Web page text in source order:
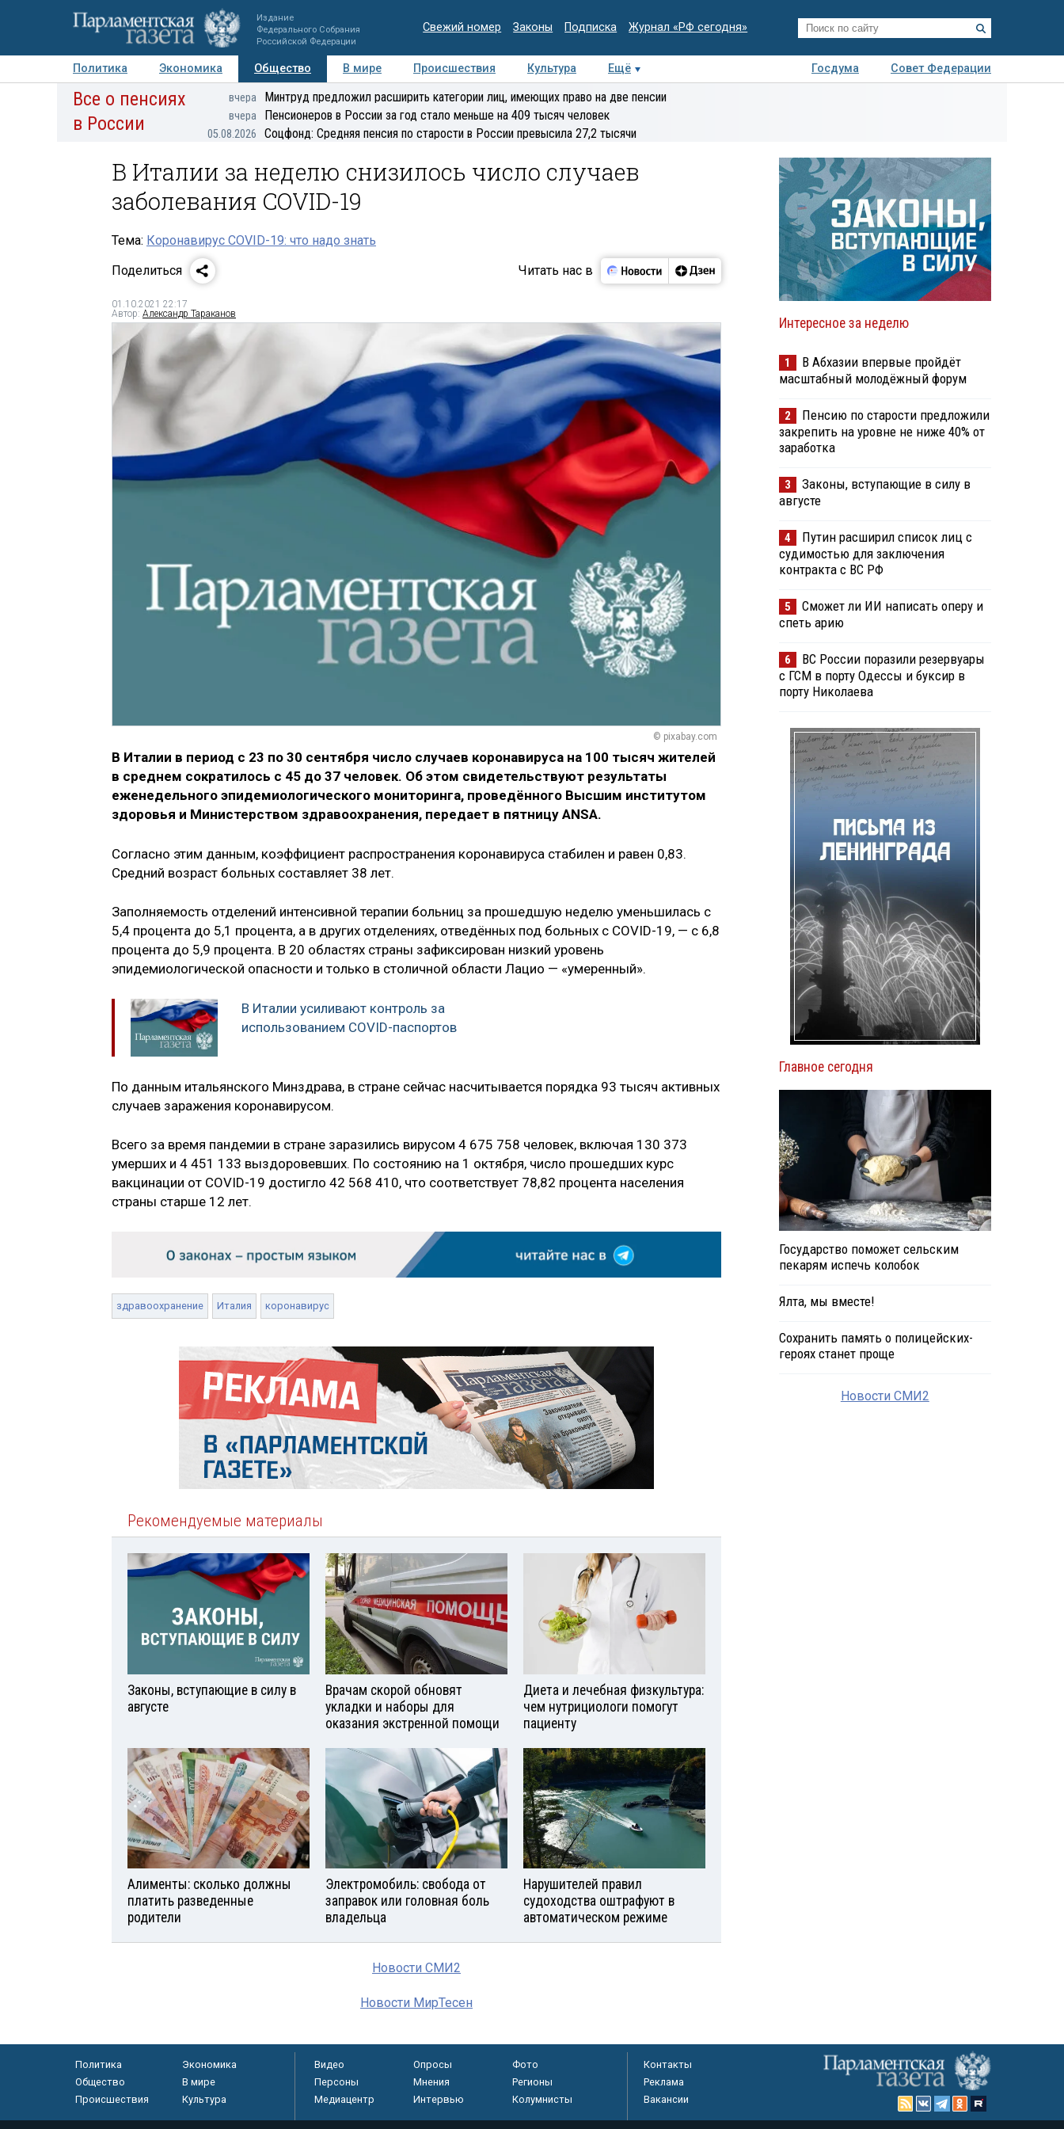
Издание
Федерального Собрания
Российской Федерации
Свежий номер Законы Подписка Журнал «РФ сегодня»
Политика Экономика Общество В мире Происшествия Культура Ещё Госдума
Совет Федерации
Авторы Персоны Мнения Регионы Медиацентр Интервью Колумнисты
Деловая
Все о пенсиях
в России
вчера Минтруд предложил расширить категории лиц, имеющих право на две пенсии
вчера Пенсионеров в России за год стало меньше на 409 тысяч человек
05.08.2026 Соцфонд: Средняя пенсия по старости в России превысила 27,2 тысячи
В Италии за неделю снизилось число случаев
заболевания COVID-19
Тема: Коронавирус COVID-19: что надо знать
Поделиться
Читать нас в
01.10.2021 22:17
Автор: Александр Тараканов
© pixabay.com
В Италии в период с 23 по 30 сентября число случаев коронавируса на 100 тысяч жителей
в среднем сократилось с 45 до 37 человек. Об этом свидетельствуют результаты
еженедельного эпидемиологического мониторинга, проведённого Высшим институтом
здоровья и Министерством здравоохранения, передает в пятницу ANSA.
Согласно этим данным, коэффициент распространения коронавируса стабилен и равен 0,83.
Средний возраст больных составляет 38 лет.
Заполняемость отделений интенсивной терапии больниц за прошедшую неделю уменьшилась с
5,4 процента до 5,1 процента, а в других отделениях, отведённых под больных с COVID-19, — с 6,8
процента до 5,9 процента. В 20 областях страны зафиксирован низкий уровень
эпидемиологической опасности и только в столичной области Лацио — «умеренный».
В Италии усиливают контроль за
использованием COVID-паспортов
По данным итальянского Минздрава, в стране сейчас насчитывается порядка 93 тысяч активных
случаев заражения коронавирусом.
Всего за время пандемии в стране заразились вирусом 4 675 758 человек, включая 130 373
умерших и 4 451 133 выздоровевших. По состоянию на 1 октября, число прошедших курс
вакцинации от COVID-19 достигло 42 568 410, что соответствует 78,82 процента населения
страны старше 12 лет.
здравоохранение Италия коронавирус
Рекомендуемые материалы
Законы, вступающие в силу в
августе
Врачам скорой обновят
укладки и наборы для
оказания экстренной помощи
Диета и лечебная физкультура:
чем нутрициологи помогут
пациенту
Алименты: сколько должны
платить разведенные
родители
Электромобиль: свобода от
заправок или головная боль
владельца
Нарушителей правил
судоходства оштрафуют в
автоматическом режиме
Новости СМИ2
Новости МирТесен
Интересное за неделю
1
В Абхазии впервые пройдёт
масштабный молодёжный форум
2
Пенсию по старости предложили
закрепить на уровне не ниже 40% от
заработка
3
Законы, вступающие в силу в
августе
4
Путин расширил список лиц с
судимостью для заключения
контракта с ВС РФ
5
Сможет ли ИИ написать оперу и
спеть арию
6
ВС России поразили резервуары
с ГСМ в порту Одессы и буксир в
порту Николаева
Главное сегодня
Государство поможет сельским
пекарям испечь колобок
Ялта, мы вместе!
Сохранить память о полицейских-
героях станет проще
Новости СМИ2
Политика
Экономика
Общество
В мире
Происшествия
Культура
Видео Опросы
Фото
Персоны
Мнения
Регионы
Медиацентр
Интервью Колумнисты
Контакты
Реклама
Вакансии